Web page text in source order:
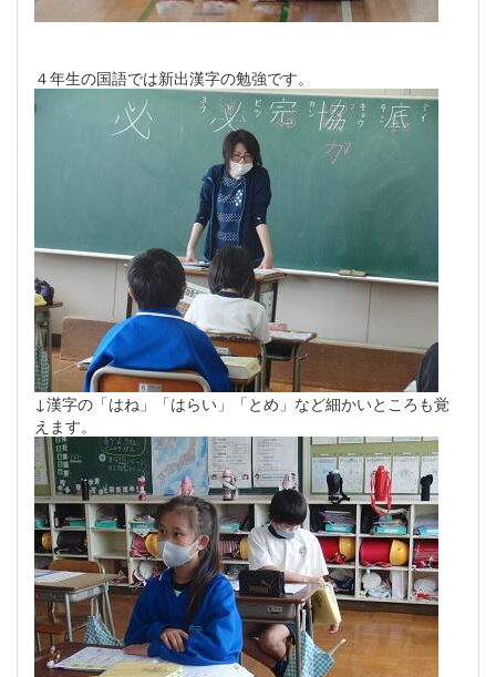
４年生の国語では新出漢字の勉強です。
↓漢字の「はね」「はらい」「とめ」など細かいところも覚
えます。